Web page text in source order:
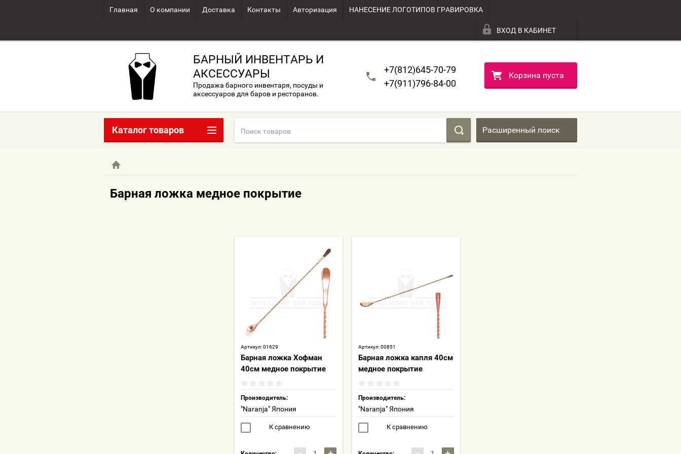
Главная О компании Доставка Контакты Авторизация НАНЕСЕНИЕ ЛОГОТИПОВ ГРАВИРОВКА
ВХОД В КАБИНЕТ
БАРНЫЙ ИНВЕНТАРЬ И
АКСЕССУАРЫ
Продажа барного инвентаря, посуды и
аксессуаров для баров и ресторанов.
+7(812)645-70-79
+7(911)796-84-00
Корзина пуста
Расширенный поиск
Барная ложка медное покрытие
Артикул:01629
Барная ложка Хофман
40см медное покрытие
Производитель:
"Naranja" Япония
К сравнению
Артикул:00851
Барная ложка капля 40см
медное покрытие
Производитель:
"Naranja" Япония
К сравнению
Каталог товаров